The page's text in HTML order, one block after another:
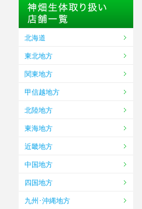
北海道
東北地方
関東地方
甲信越地方
北陸地方
東海地方
近畿地方
中国地方
四国地方
九州･沖縄地方